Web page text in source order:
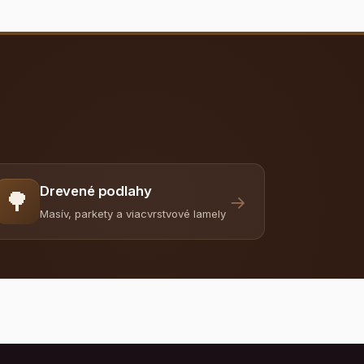
🌳 Drevené podlahy
Masív, parkety a viacvrstvové lamely
→